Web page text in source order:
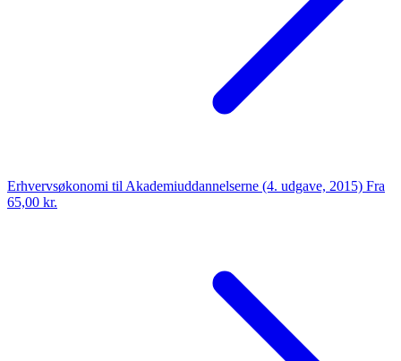
Erhvervsøkonomi til Akademiuddannelserne (4. udgave, 2015) Fra
65,00 kr.